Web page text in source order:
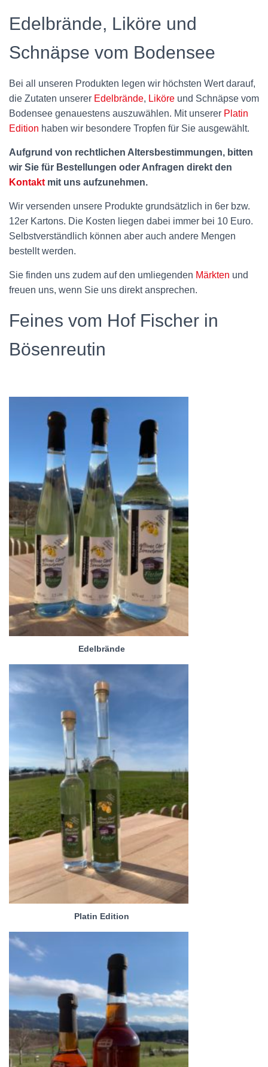
Edelbrände, Liköre und
Schnäpse vom Bodensee
Bei all unseren Produkten legen wir höchsten Wert darauf,
die Zutaten unserer Edelbrände, Liköre und Schnäpse vom
Bodensee genauestens auszuwählen. Mit unserer Platin
Edition haben wir besondere Tropfen für Sie ausgewählt.
Aufgrund von rechtlichen Altersbestimmungen, bitten
wir Sie für Bestellungen oder Anfragen direkt den
Kontakt mit uns aufzunehmen.
Wir versenden unsere Produkte grundsätzlich in 6er bzw.
12er Kartons. Die Kosten liegen dabei immer bei 10 Euro.
Selbstverständlich können aber auch andere Mengen
bestellt werden.
Sie finden uns zudem auf den umliegenden Märkten und
freuen uns, wenn Sie uns direkt ansprechen.
Feines vom Hof Fischer in
Bösenreutin
Edelbrände
Platin Edition